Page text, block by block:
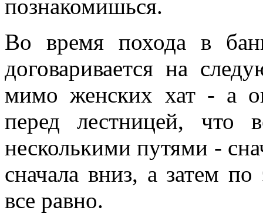
познакомишься.
Во время похода в
договаривается на
мимо женских хат - а
перед лестницей, что
несколькими путями -
сначала вниз, а затем
все равно.